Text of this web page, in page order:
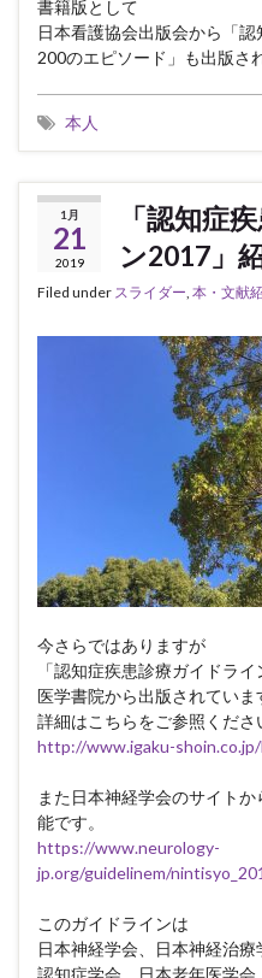
書籍版として
日本看護協会出版会から「
200のエピソード」も出版さ
本人
1月
21
2019
「認知症
ン2017」
Filed under スライダー, 本・文献
今さらではありますが
「認知症疾患診療ガイドラ
医学書院から出版されていま
詳細はこちらをご参照くださ
http://www.igaku-
また日本神経学会のサイト
能です。
https://www.neurology-
jp.org/guidelinem/
このガイドラインは
日本神経学会、日本神経治